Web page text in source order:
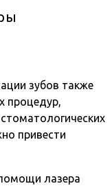
зубов также
процедур,
привести
лазера